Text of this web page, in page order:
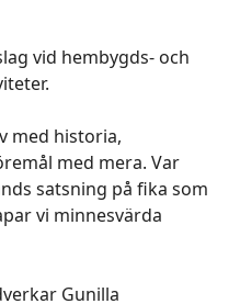
vid hembygds- och
med historia,
med mera. Var
satsning på fika som
vi minnesvärda
Gunilla